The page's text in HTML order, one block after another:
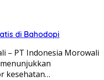
di Bahodopi
– PT Indonesia Morowali
kesehatan…